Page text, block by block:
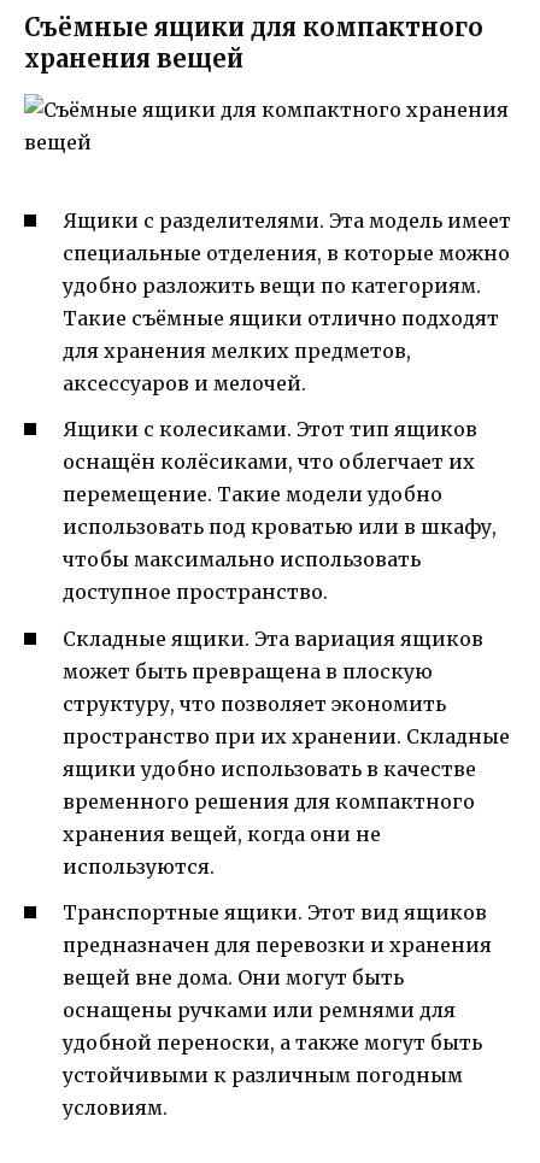
Съёмные ящики для компактного
хранения вещей
Ящики с разделителями. Эта модель имеет
специальные отделения, в которые можно
удобно разложить вещи по категориям.
Такие съёмные ящики отлично подходят
для хранения мелких предметов,
аксессуаров и мелочей.
Ящики с колесиками. Этот тип ящиков
оснащён колёсиками, что облегчает их
перемещение. Такие модели удобно
использовать под кроватью или в шкафу,
чтобы максимально использовать
доступное пространство.
Складные ящики. Эта вариация ящиков
может быть превращена в плоскую
структуру, что позволяет экономить
пространство при их хранении. Складные
ящики удобно использовать в качестве
временного решения для компактного
хранения вещей, когда они не
используются.
Транспортные ящики. Этот вид ящиков
предназначен для перевозки и хранения
вещей вне дома. Они могут быть
оснащены ручками или ремнями для
удобной переноски, а также могут быть
устойчивыми к различным погодным
условиям.